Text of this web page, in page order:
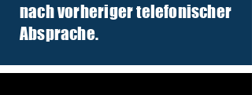
nach vorheriger telefonischer
Absprache.